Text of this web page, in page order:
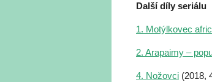
Další díly seriálu
1. Motýlkovec
2. Arapaimy –
4. Nožovci (2018,